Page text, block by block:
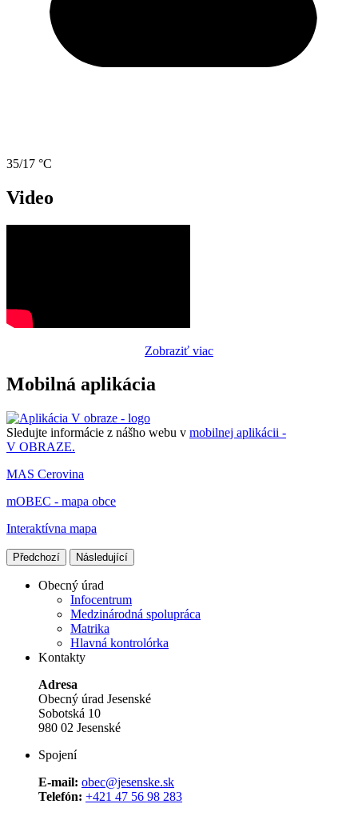
35/17 °C
Video
Zobraziť viac
Mobilná aplikácia
Sledujte informácie z nášho webu v mobilnej aplikácii -
V OBRAZE.
MAS Cerovina
mOBEC - mapa obce
Interaktívna mapa
Předchozí Následující
Obecný úrad
Infocentrum
Medzinárodná spolupráca
Matrika
Hlavná kontrolórka
Kontakty
Adresa
Obecný úrad Jesenské
Sobotská 10
980 02 Jesenské
Spojení
E-mail: obec@jesenske.sk
Telefón: +421 47 56 98 283